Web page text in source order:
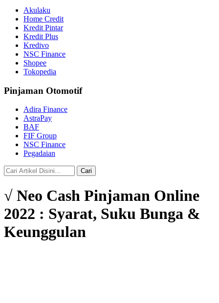
Akulaku
Home Credit
Kredit Pintar
Kredit Plus
Kredivo
NSC Finance
Shopee
Tokopedia
Pinjaman Otomotif
Adira Finance
AstraPay
BAF
FIF Group
NSC Finance
Pegadaian
Cari
√ Neo Cash Pinjaman Online
2022 : Syarat, Suku Bunga &
Keunggulan